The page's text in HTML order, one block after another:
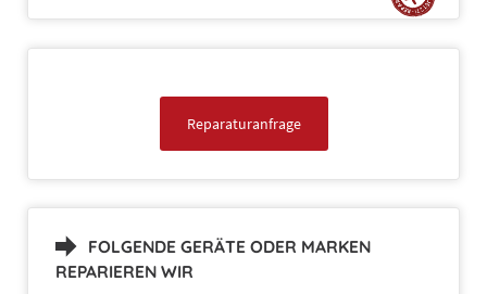
Reparaturanfrage
FOLGENDE GERÄTE ODER MARKEN
REPARIEREN WIR